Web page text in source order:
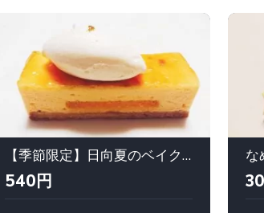
【季節限定】日向夏のベイクドチーズケーキ｜ アンテノール
540円